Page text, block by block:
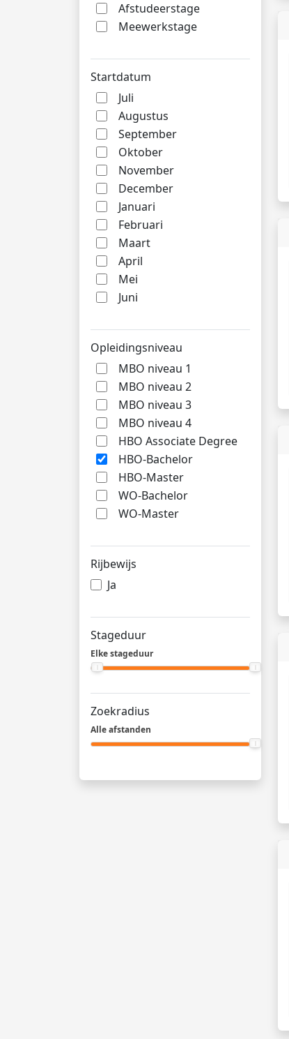
Afstudeerstage
Meewerkstage
Startdatum
Juli
Augustus
September
Oktober
November
December
Januari
Februari
Maart
April
Mei
Juni
Opleidingsniveau
MBO niveau 1
MBO niveau 2
MBO niveau 3
MBO niveau 4
HBO Associate Degree
HBO-Bachelor
HBO-Master
WO-Bachelor
WO-Master
Rijbewijs
Ja
Stageduur
Elke stageduur
Zoekradius
Alle afstanden